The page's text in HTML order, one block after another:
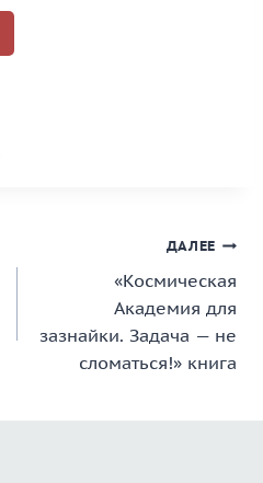
ДАЛЕЕ
«Космическая
Академия для
зазнайки. Задача — не
сломаться!» книга